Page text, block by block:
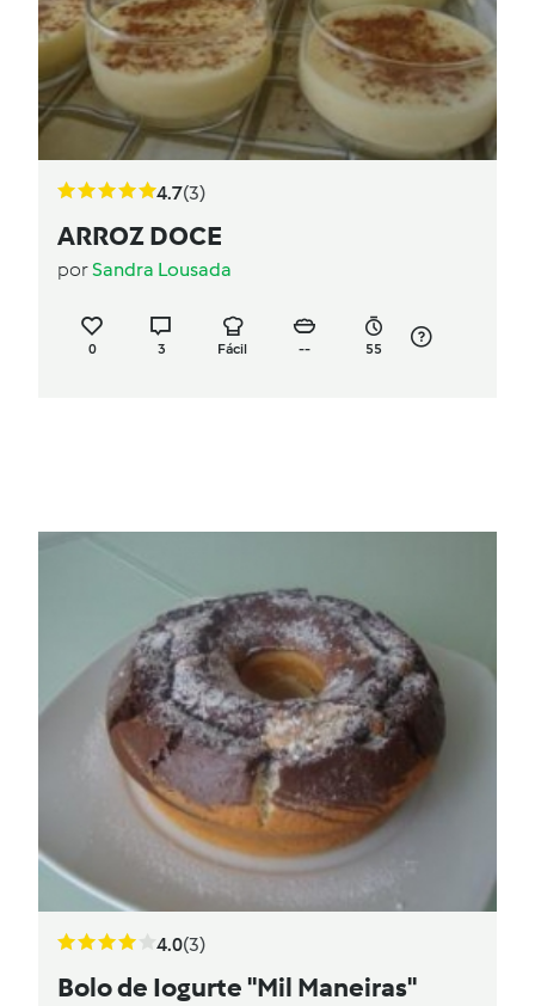
4.7(3)
ARROZ DOCE
porSandra Lousada
0 3 Fácil -- 55
4.0(3)
Bolo de Iogurte "Mil Maneiras"